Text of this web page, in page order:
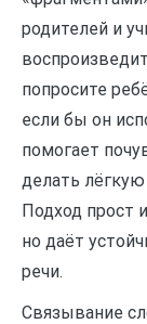
родителей и
попросите
если бы он
помогает
делать
Подход прост
но даёт
речи.
Связывание